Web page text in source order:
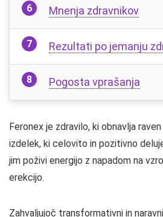
Mnenja zdravnikov
Rezultati po jemanju
Pogosta vprašanja
Feronex je zdravilo, ki obnavlja
izdelek, ki celovito in pozitivno
jim poživi energijo z napadom na
erekcijo.
Zahvaljujoč transformativni in